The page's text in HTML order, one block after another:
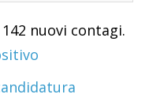
nuovi contagi.